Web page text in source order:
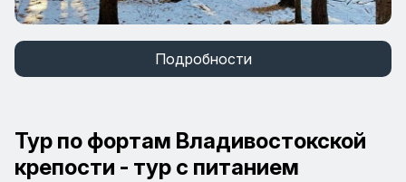
Подробности
Тур по фортам Владивостокской
крепости - тур с питанием